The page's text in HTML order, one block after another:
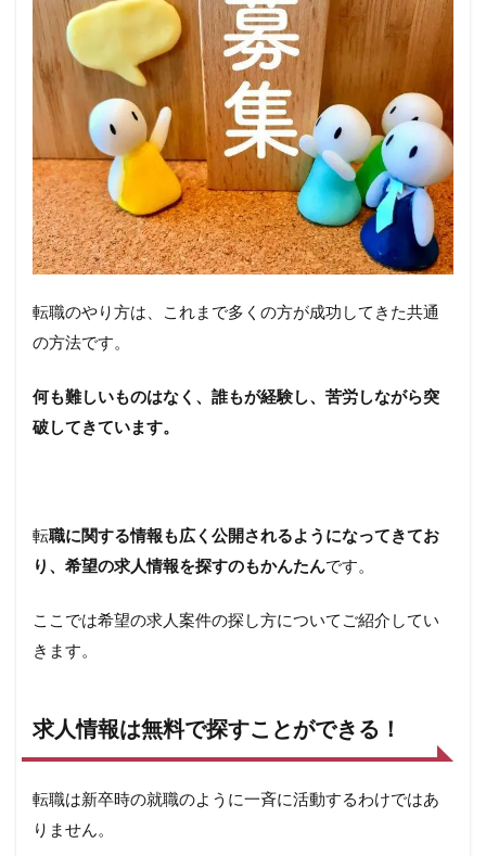
ら
強
な
サ
ト
を
味
方
に
つ
る
3.1
ジェ
ント
転職
サイ
して
企業
3.3
ーワ
ーク
は身
転職のやり方は、これまで多くの方が成功してきた共通
の方法です。
何も難しいものはなく、誰もが経験し、苦労しながら突
破してきています。
転職に関する情報も広く公開されるようになってきてお
り、希望の求人情報を探すのもかんたんです。
ここでは希望の求人案件の探し方についてご紹介してい
きます。
求人情報は無料で探すことができる！
転職は新卒時の就職のように一斉に活動するわけではあ
りません。